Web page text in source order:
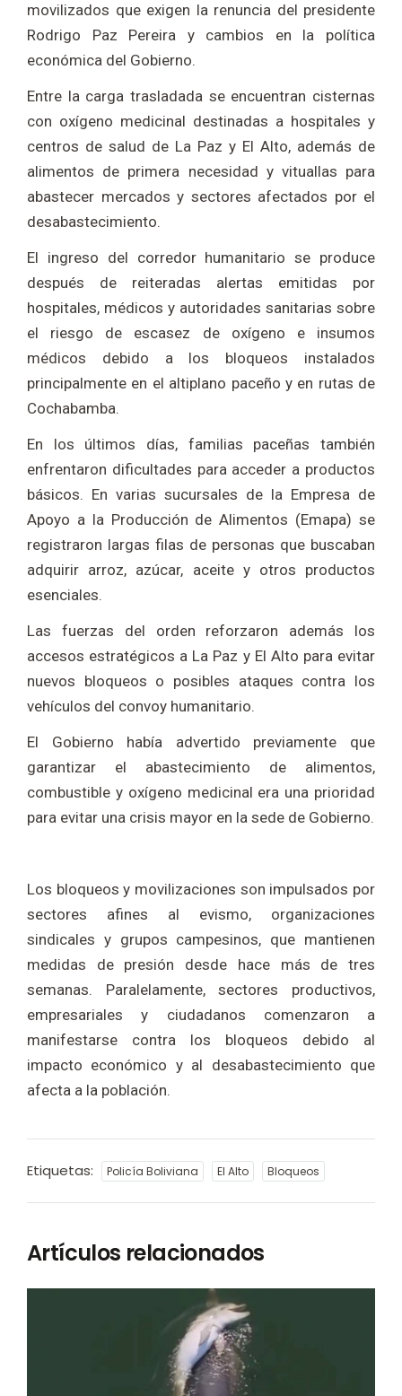
movilizados que exigen la renuncia del presidente
Rodrigo Paz Pereira y cambios en la política
económica del Gobierno.
Entre la carga trasladada se encuentran cisternas
con oxígeno medicinal destinadas a hospitales y
centros de salud de La Paz y El Alto, además de
alimentos de primera necesidad y vituallas para
abastecer mercados y sectores afectados por el
desabastecimiento.
El ingreso del corredor humanitario se produce
después de reiteradas alertas emitidas por
hospitales, médicos y autoridades sanitarias sobre
el riesgo de escasez de oxígeno e insumos
médicos debido a los bloqueos instalados
principalmente en el altiplano paceño y en rutas de
Cochabamba.
En los últimos días, familias paceñas también
enfrentaron dificultades para acceder a productos
básicos. En varias sucursales de la Empresa de
Apoyo a la Producción de Alimentos (Emapa) se
registraron largas filas de personas que buscaban
adquirir arroz, azúcar, aceite y otros productos
esenciales.
Las fuerzas del orden reforzaron además los
accesos estratégicos a La Paz y El Alto para evitar
nuevos bloqueos o posibles ataques contra los
vehículos del convoy humanitario.
El Gobierno había advertido previamente que
garantizar el abastecimiento de alimentos,
combustible y oxígeno medicinal era una prioridad
para evitar una crisis mayor en la sede de Gobierno.
Los bloqueos y movilizaciones son impulsados por
sectores afines al evismo, organizaciones
sindicales y grupos campesinos, que mantienen
medidas de presión desde hace más de tres
semanas. Paralelamente, sectores productivos,
empresariales y ciudadanos comenzaron a
manifestarse contra los bloqueos debido al
impacto económico y al desabastecimiento que
afecta a la población.
Etiquetas: Policía Boliviana El Alto Bloqueos
Artículos relacionados